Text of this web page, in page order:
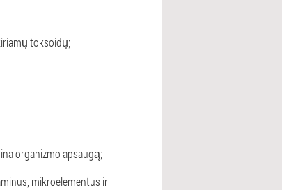
toksoidų;
organizmo apsaugą;
mikroelementus ir